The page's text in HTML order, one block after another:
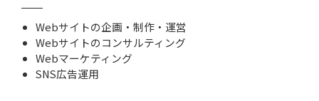
Webサイトの企画・制作・運営
Webサイトのコンサルティング
Webマーケティング
SNS広告運用